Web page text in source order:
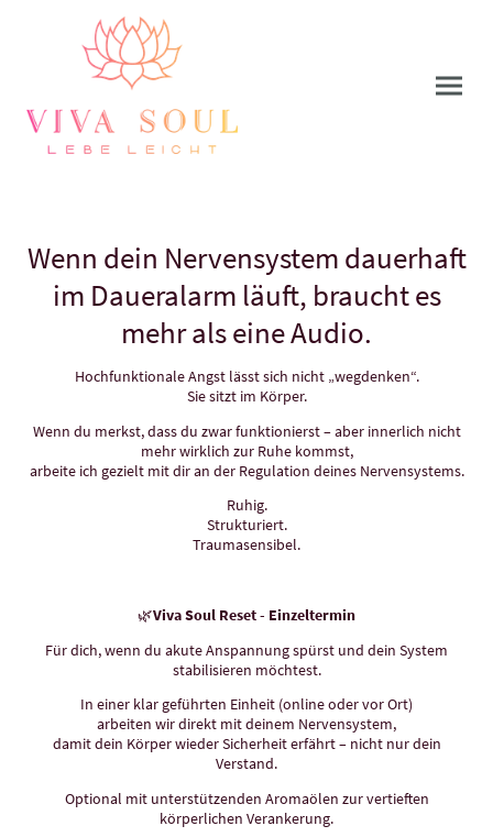
Wenn dein Nervensystem dauerhaft
im Daueralarm läuft, braucht es
mehr als eine Audio.
Hochfunktionale Angst lässt sich nicht „wegdenken“.
Sie sitzt im Körper.
Wenn du merkst, dass du zwar funktionierst – aber innerlich nicht
mehr wirklich zur Ruhe kommst,
arbeite ich gezielt mit dir an der Regulation deines Nervensystems.
Ruhig.
Strukturiert.
Traumasensibel.
🌿Viva Soul Reset - Einzeltermin
Für dich, wenn du akute Anspannung spürst und dein System
stabilisieren möchtest.
In einer klar geführten Einheit (online oder vor Ort)
arbeiten wir direkt mit deinem Nervensystem,
damit dein Körper wieder Sicherheit erfährt – nicht nur dein
Verstand.
Optional mit unterstützenden Aromaölen zur vertieften
körperlichen Verankerung.